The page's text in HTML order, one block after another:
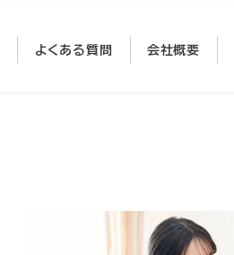
よくある質問 会社概要